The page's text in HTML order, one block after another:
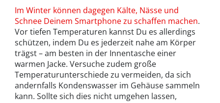
Im Winter können dagegen Kälte, Nässe und
Schnee Deinem Smartphone zu schaffen machen.
Vor tiefen Temperaturen kannst Du es allerdings
schützen, indem Du es jederzeit nahe am Körper
trägst – am besten in der Innentasche einer
warmen Jacke. Versuche zudem große
Temperaturunterschiede zu vermeiden, da sich
andernfalls Kondenswasser im Gehäuse sammeln
kann. Sollte sich dies nicht umgehen lassen,